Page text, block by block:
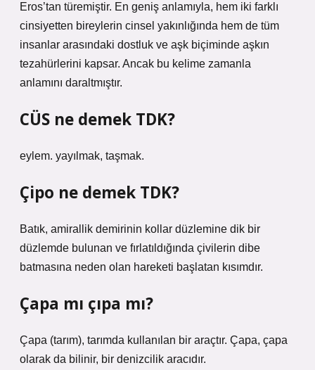
Eros’tan türemiştir. En geniş anlamıyla, hem iki farklı
cinsiyetten bireylerin cinsel yakınlığında hem de tüm
insanlar arasındaki dostluk ve aşk biçiminde aşkın
tezahürlerini kapsar. Ancak bu kelime zamanla
anlamını daraltmıştır.
CÜS ne demek TDK?
eylem. yayılmak, taşmak.
Çipo ne demek TDK?
Batık, amirallik demirinin kollar düzlemine dik bir
düzlemde bulunan ve fırlatıldığında çivilerin dibe
batmasına neden olan hareketi başlatan kısımdır.
Çapa mı çıpa mı?
Çapa (tarım), tarımda kullanılan bir araçtır. Çapa, çapa
olarak da bilinir, bir denizcilik aracıdır.